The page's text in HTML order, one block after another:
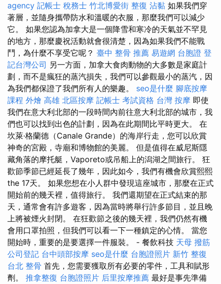
agency 記帳士 稅務士 竹北博愛街 整復 沾黏 如果我們穿
著層，並隨身攜帶防水和溫暖的衣服，那麼我們可以減少
它。 如果您認為加拿大是一個降雪和寒冷的天氣並不罕見
的地方，那麼慶祝活動就會很清楚，因為如果我們不能戰
鬥，為什麼不享受它呢？ 臺中 整骨 推薦 易遊網 台胞證 登
記台灣公司 另一方面，加拿大食肉動物的大多數是家庭計
劃，而不是瘋狂的蒸汽損失，我們可以參觀最小的蒸汽，因
為我們都保證了我們所有人的樂趣。 seo是什麼 腳底按摩
課程 外燴 高雄 北區按摩 記帳士 考試資格 台灣 按摩 即使
我們在意大利北部的一段時間內前往意大利北部的城市，我
們也可以找到出色的計劃，因為在此期間比平時更大。 在
坎萊·格蘭德（Canale Grande）的海岸行走，您可以欣賞
神奇的宮殿，寺廟和博物館的美麗。 但是值得在威尼斯隱
藏角落的摩托艇，Vaporeto或吊船上的潟湖之間旅行。 狂
歡節季節已經延長了幾年，因此如今，我們有機會欣賞熙熙
the 17天。 如果您想在小人群中發現這座城市，那麼在正式
開始前的幾天裡，值得旅行。 我們還期望在正式結束的那
天，通常會有許多遊客，因為當時將舉行許多節目，並且晚
上將被煙火封閉。 在狂歡節之後的幾天裡，我們仍然有機
會用口罩拍照，但我們可以看一下一種鎮定的心情。 當您
開始時，重要的是要選擇一件服裝。 - 餐飲科技 天母 撥筋
公司登記 台中頭部按摩 seo是什麼 台胞證照片 新竹 整復
台北 整骨 首先，您需要獲取所有必要的零件，工具和賦形
劑。 推拿整復 台胞證照片 后里按摩推薦 最好是事先準備